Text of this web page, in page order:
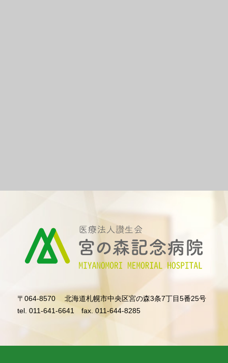
〒064-8570
北海道札幌市中央区宮の森3条7丁目5番25号
tel. 011-641-6641
fax. 011-644-8285